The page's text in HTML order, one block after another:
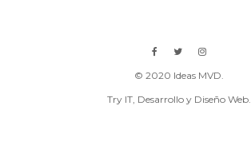
© 2020 Ideas MVD.
Try IT, Desarrollo y Diseño Web.